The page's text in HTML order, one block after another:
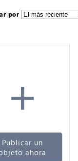
por
+
Publicar un
ahora